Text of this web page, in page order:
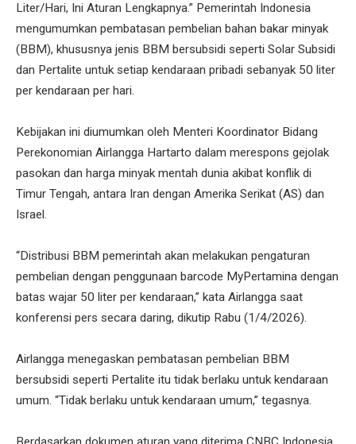
Liter/Hari, Ini Aturan Lengkapnya.” Pemerintah Indonesia
mengumumkan pembatasan pembelian bahan bakar minyak
(BBM), khususnya jenis BBM bersubsidi seperti Solar Subsidi
dan Pertalite untuk setiap kendaraan pribadi sebanyak 50 liter
per kendaraan per hari.
Kebijakan ini diumumkan oleh Menteri Koordinator Bidang
Perekonomian Airlangga Hartarto dalam merespons gejolak
pasokan dan harga minyak mentah dunia akibat konflik di
Timur Tengah, antara Iran dengan Amerika Serikat (AS) dan
Israel.
“Distribusi BBM pemerintah akan melakukan pengaturan
pembelian dengan penggunaan barcode MyPertamina dengan
batas wajar 50 liter per kendaraan,” kata Airlangga saat
konferensi pers secara daring, dikutip Rabu (1/4/2026).
Airlangga menegaskan pembatasan pembelian BBM
bersubsidi seperti Pertalite itu tidak berlaku untuk kendaraan
umum. “Tidak berlaku untuk kendaraan umum,” tegasnya.